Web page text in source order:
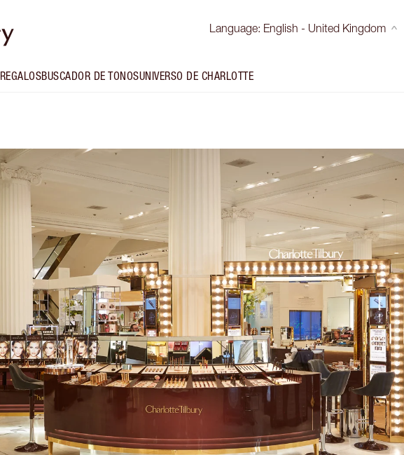
Language: English - United Kingdom
REGALOSBUSCADOR DE TONOSUNIVERSO DE CHARLOTTE